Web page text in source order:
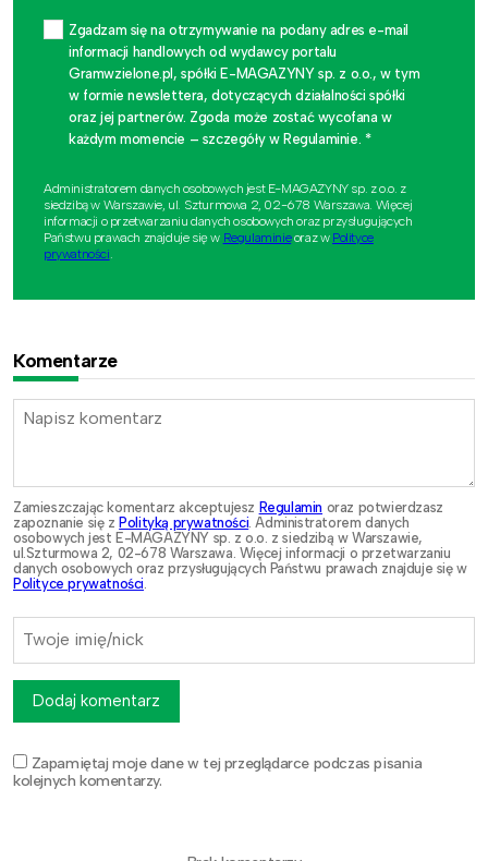
Zgadzam się na otrzymywanie na podany adres e-mail
informacji handlowych od wydawcy portalu
Gramwzielone.pl, spółki E-MAGAZYNY sp. z o.o., w tym
w formie newslettera, dotyczących działalności spółki
oraz jej partnerów. Zgoda może zostać wycofana w
każdym momencie – szczegóły w Regulaminie. *
Administratorem danych osobowych jest E-MAGAZYNY sp. z o.o. z
siedzibą w Warszawie, ul. Szturmowa 2, 02-678 Warszawa. Więcej
informacji o przetwarzaniu danych osobowych oraz przysługujących
Państwu prawach znajduje się w Regulaminieoraz w Polityce
prywatności.
Komentarze
Zamieszczając komentarz akceptujesz Regulamin oraz potwierdzasz
zapoznanie się zPolityką prywatności . Administratorem danych
osobowych jest E-MAGAZYNY sp. z o.o. z siedzibą w Warszawie,
ul.Szturmowa 2, 02-678 Warszawa. Więcej informacji o przetwarzaniu
danych osobowych oraz przysługujących Państwu prawach znajduje się w
Polityce prywatności
Zapamiętaj moje dane w tej przeglądarce podczas pisania
kolejnych komentarzy.
Dodaj komentarz